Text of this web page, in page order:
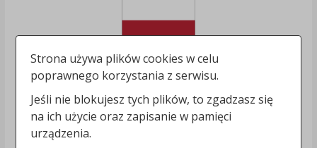
Strona używa plików cookies w celu
poprawnego korzystania z serwisu.
Jeśli nie blokujesz tych plików, to zgadzasz się
na ich użycie oraz zapisanie w pamięci
urządzenia.